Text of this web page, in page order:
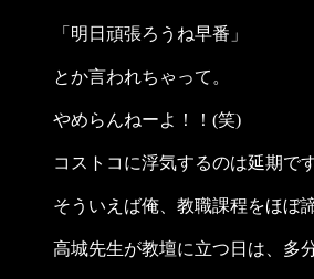
「明日頑張ろうね早番」
とか言われちゃって。
やめらんねーよ！！(笑)
コストコに浮気するのは延期で
そういえば俺、教職課程をほぼ
高城先生が教壇に立つ日は、多